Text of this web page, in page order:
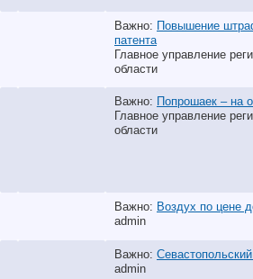
Важно: Повышение
патента
Главное управление
области
Важно: Попрошаек – на
Главное управление
области
Важно: Воздух по цене
аdmin
Важно: Севастопольский
аdmin